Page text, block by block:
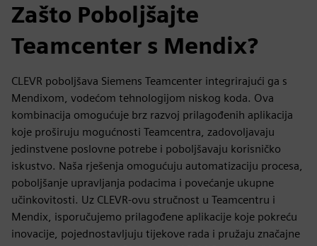
Zašto Poboljšajte
Teamcenter s Mendix?
CLEVR poboljšava Siemens Teamcenter integrirajući ga s
Mendixom, vodećom tehnologijom niskog koda. Ova
kombinacija omogućuje brz razvoj prilagođenih aplikacija
koje proširuju mogućnosti Teamcentra, zadovoljavaju
jedinstvene poslovne potrebe i poboljšavaju korisničko
iskustvo. Naša rješenja omogućuju automatizaciju procesa,
poboljšanje upravljanja podacima i povećanje ukupne
učinkovitosti. Uz CLEVR-ovu stručnost u Teamcentru i
Mendix, isporučujemo prilagođene aplikacije koje pokreću
inovacije, pojednostavljuju tijekove rada i pružaju značajne